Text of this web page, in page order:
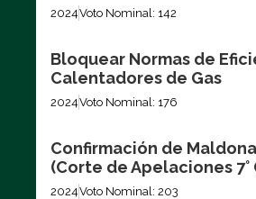
2024Voto Nominal: 142
Bloquear Normas de
Calentadores de Gas
2024Voto Nominal: 176
Confirmación de
(Corte de Apelaciones
2024Voto Nominal: 203